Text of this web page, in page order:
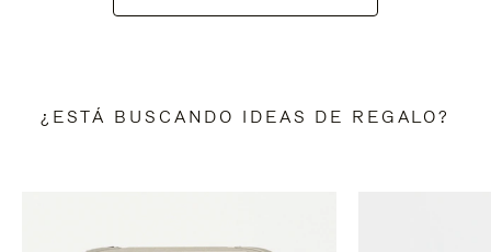
¿ESTÁ BUSCANDO IDEAS DE REGALO?